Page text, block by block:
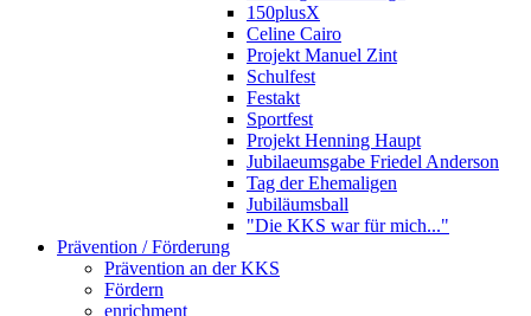
150plusX
Celine Cairo
Projekt Manuel Zint
Schulfest
Festakt
Sportfest
Projekt Henning Haupt
Jubilaeumsgabe Friedel Anderson
Tag der Ehemaligen
Jubiläumsball
"Die KKS war für mich..."
Prävention / Förderung
Prävention an der KKS
Fördern
enrichment